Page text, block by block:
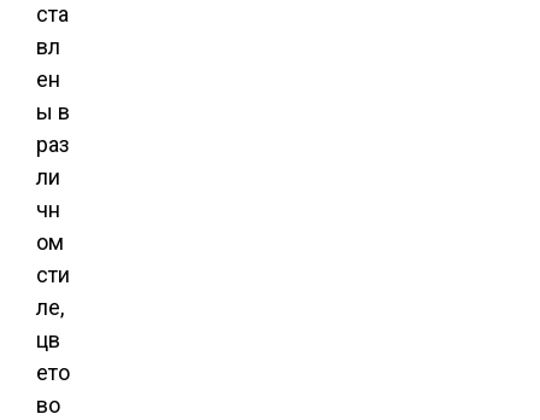
ста
вл
ен
ы в
раз
ли
чн
ом
сти
ле,
цв
ето
во